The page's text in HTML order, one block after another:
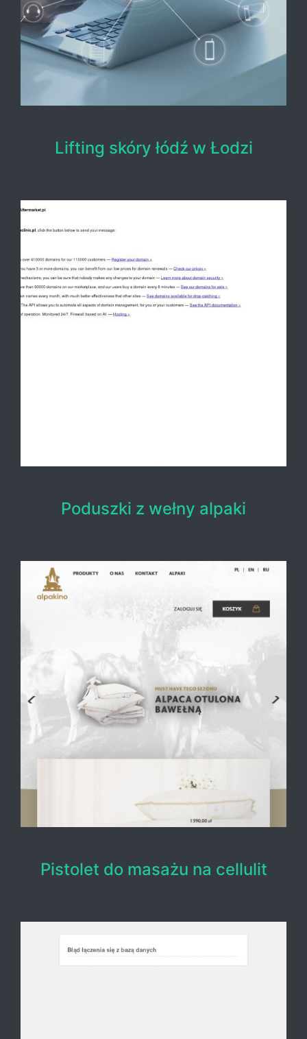
Lifting skóry łódź w Łodzi
Poduszki z wełny alpaki
Pistolet do masażu na cellulit